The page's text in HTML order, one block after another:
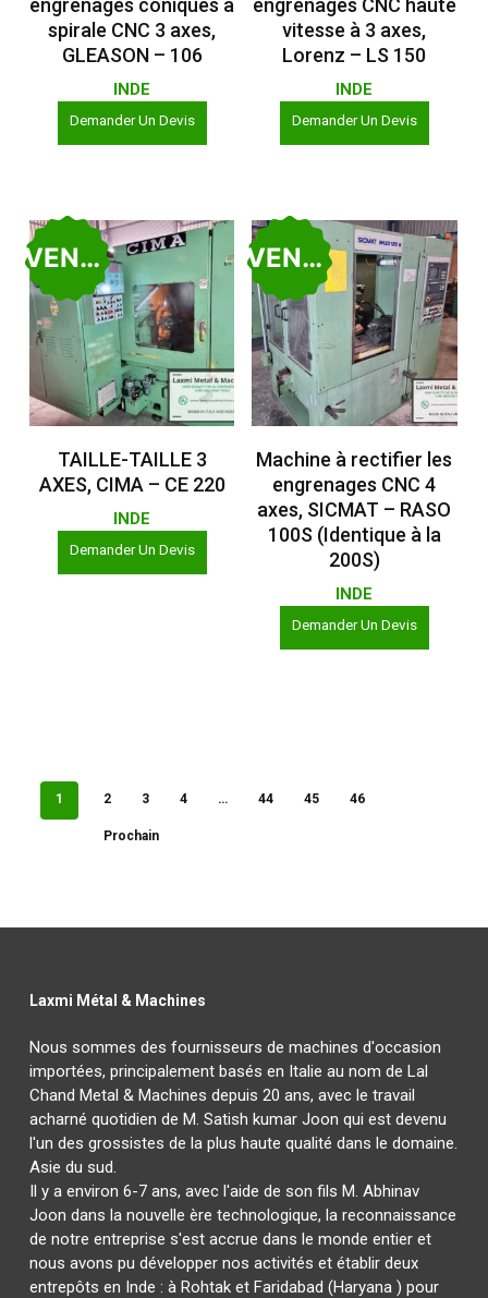
engrenages coniques à
spirale CNC 3 axes,
GLEASON – 106
INDE
Demander Un Devis
engrenages CNC haute
vitesse à 3 axes,
Lorenz – LS 150
INDE
Demander Un Devis
VENDU
TAILLE-TAILLE 3
AXES, CIMA – CE 220
INDE
Demander Un Devis
VENDU
Lire La Suite
Machine à rectifier les
engrenages CNC 4
axes, SICMAT – RASO
100S (Identique à la
200S)
INDE
Demander Un Devis
1 2 3 4 … 44 45 46
Prochain
Laxmi Métal & Machines
Nous sommes des fournisseurs de machines d'occasion
importées, principalement basés en Italie au nom de Lal
Chand Metal & Machines depuis 20 ans, avec le travail
acharné quotidien de M. Satish kumar Joon qui est devenu
l'un des grossistes de la plus haute qualité dans le domaine.
Asie du sud.
Il y a environ 6-7 ans, avec l'aide de son fils M. Abhinav
Joon dans la nouvelle ère technologique, la reconnaissance
de notre entreprise s'est accrue dans le monde entier et
nous avons pu développer nos activités et établir deux
entrepôts en Inde : à Rohtak et Faridabad (Haryana ) pour